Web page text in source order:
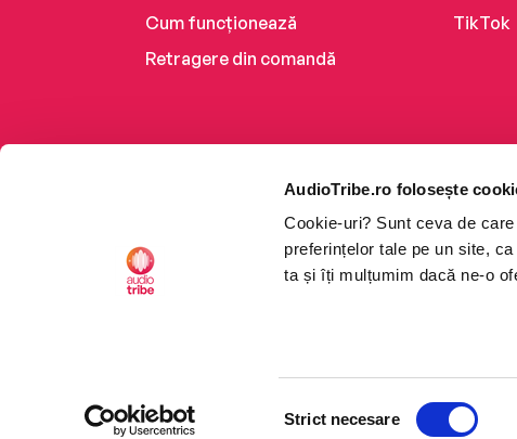
AudioTribe.ro folosește
Cookie-uri? Sunt ceva de
preferințelor tale pe un site,
ta și îți mulțumim dacă ne-o
Strict necesare
Cum funcționează
Retragere din comandă
TikTok
©2026 Nemo EPG SRL.